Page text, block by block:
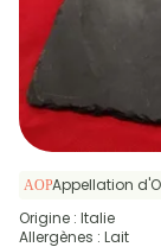
Appellation
Origine : Italie
Allergènes : Lait